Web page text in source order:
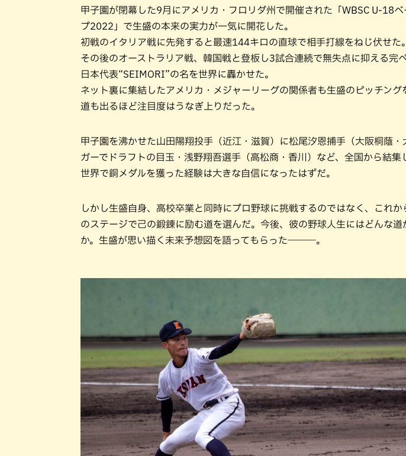
甲子園が閉幕した9月にアメリカ・フロリダ州で開催された「WBSC U-18ベ
プ2022」で生盛の本来の実力が一気に開花した。
初戦のイタリア戦に先発すると最速144キロの直球で相手打線をねじ伏せた。
その後のオーストラリア戦、韓国戦と登板し3試合連続で無失点に抑える完
日本代表“SEIMORI”の名を世界に轟かせた。
ネット裏に集結したアメリカ・メジャーリーグの関係者も生盛のピッチング
道も出るほど注目度はうなぎ上りだった。
甲子園を沸かせた山田陽翔投手（近江・滋賀）に松尾汐恩捕手（大阪桐蔭・
ガーでドラフトの目玉・浅野翔吾選手（高松商・香川）など、全国から結集
世界で銅メダルを獲った経験は大きな自信になったはずだ。
しかし生盛自身、高校卒業と同時にプロ野球に挑戦するのではなく、これ
のステージで己の鍛錬に励む道を選んだ。今後、彼の野球人生にはどんな道
か。生盛が思い描く未来予想図を語ってもらった―――。